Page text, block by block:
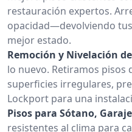
restauración expertos.
opacidad—devolviendo
mejor estado.
Remoción y Nivelación
lo nuevo. Retiramos pisos
superficies irregulares,
Lockport para una
Pisos para Sótano,
resistentes al clima para